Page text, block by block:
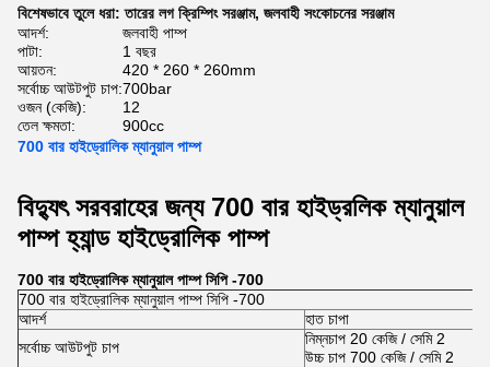
বিশেষভাবে তুলে ধরা:তারের লগ ক্রিম্পিং সরঞ্জাম, জলবাহী সংকোচনের সরঞ্জাম
আদর্শ:
জলবাহী পাম্প
পাটা:
1 বছর
আয়তন:
420 * 260 * 260mm
সর্বোচ্চ আউটপুট চাপ:700bar
ওজন (কেজি):
12
তেল ক্ষমতা:
900cc
700 বার হাইড্রোলিক ম্যানুয়াল পাম্প
বিদ্যুৎ সরবরাহের জন্য 700 বার হাইড্রলিক ম্যানুয়াল
পাম্প হ্যান্ড হাইড্রোলিক পাম্প
700 বার হাইড্রোলিক ম্যানুয়াল পাম্প সিপি -700
700 বার হাইড্রোলিক ম্যানুয়াল পাম্প সিপি -700
আদর্শ
হাত চাপা
সর্বোচ্চ আউটপুট চাপ
নিম্নচাপ 20 কেজি / সেমি 2
উচ্চ চাপ 700 কেজি / সেমি 2